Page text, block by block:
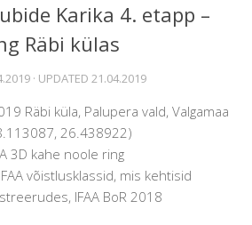
Karika 4. etapp –
Räbi külas
· UPDATED 21.04.2019
Räbi küla, Palupera vald, Valgamaa
26.438922)
3D kahe noole ring
võistlusklassid, mis kehtisid
IFAA BoR 2018